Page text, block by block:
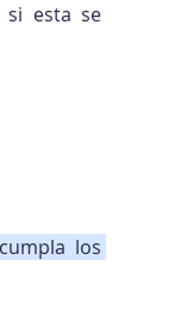
si esta se
los